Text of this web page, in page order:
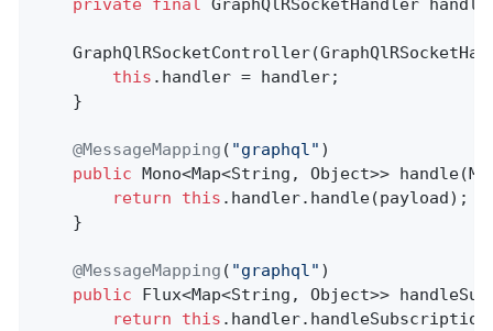
private final GraphQlRSocketHandler
	GraphQlRSocketController(GraphQlRSocketHandler handler) {
this .handler = handler;
@MessageMapping ( "graphql" )
public Mono<Map<String, Object>>
return
this .handler.handle(payload);
@MessageMapping ( "graphql" )
public Flux<Map<String, Object>>
return
this